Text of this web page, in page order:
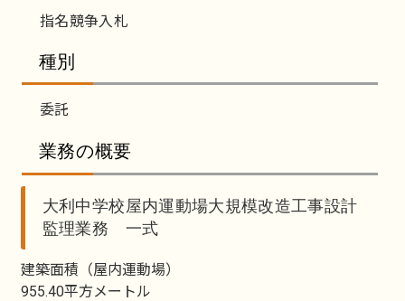
指名競争入札
種別
委託
業務の概要
大利中学校屋内運動場大規模改造工事設計
監理業務 一式
建築面積（屋内運動場）
955.40平方メートル